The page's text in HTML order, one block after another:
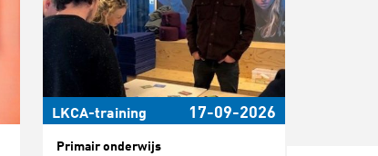
LKCA-training 17-09-2026
Primair onderwijs